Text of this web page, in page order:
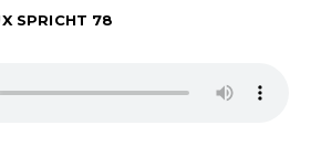
SPRICHT 78